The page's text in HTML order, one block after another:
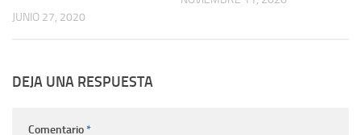
JUNIO 27, 2020
DEJA UNA RESPUESTA
Comentario*